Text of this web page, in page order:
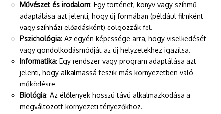
Művészet és irodalom: Egy történet, könyv vagy színmű
adaptálása azt jelenti, hogy új formában (például filmként
vagy színházi előadásként) dolgozzák fel.
Pszichológia: Az egyén képessége arra, hogy viselkedését
vagy gondolkodásmódját az új helyzetekhez igazítsa.
Informatika: Egy rendszer vagy program adaptálása azt
jelenti, hogy alkalmassá teszik más környezetben való
működésre.
Biológia: Az élőlények hosszú távú alkalmazkodása a
megváltozott környezeti tényezőkhöz.